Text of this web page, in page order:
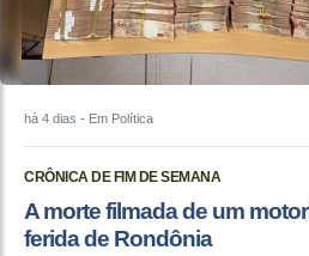
há 4 dias - Em Política
CRÔNICA DE FIM DE SEMANA
A morte filmada de um
ferida de Rondônia